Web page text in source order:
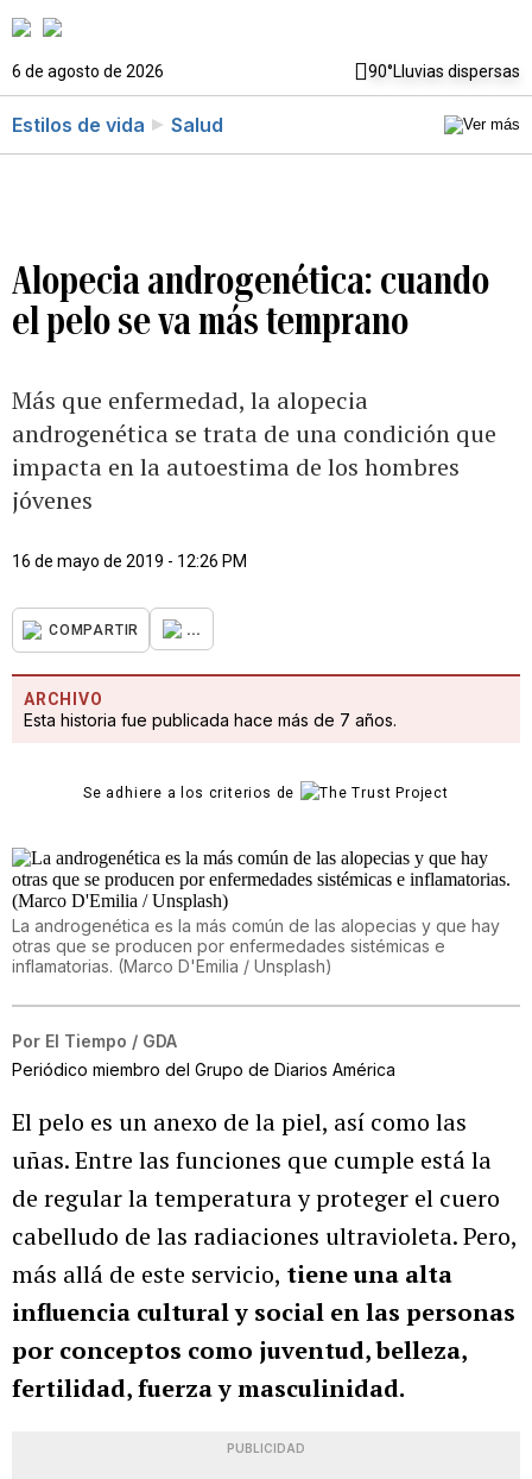
6 de agosto de 2026 90°Lluvias dispersas
Estilos de vida Salud
Alopecia androgenética: cuando
el pelo se va más temprano
Más que enfermedad, la alopecia
androgenética se trata de una condición que
impacta en la autoestima de los hombres
jóvenes
16 de mayo de 2019 - 12:26 PM
COMPARTIR ...
ARCHIVO
Esta historia fue publicada hace más de 7 años.
Se adhiere a los criterios de
La androgenética es la más común de las alopecias y que hay
otras que se producen por enfermedades sistémicas e
inflamatorias. (Marco D'Emilia / Unsplash)
Por El Tiempo / GDA
Periódico miembro del Grupo de Diarios América
El pelo es un anexo de la piel, así como las
uñas. Entre las funciones que cumple está la
de regular la temperatura y proteger el cuero
cabelludo de las radiaciones ultravioleta. Pero,
más allá de este servicio, tiene una alta
influencia cultural y social en las personas
por conceptos como juventud, belleza,
fertilidad, fuerza y masculinidad.
PUBLICIDAD